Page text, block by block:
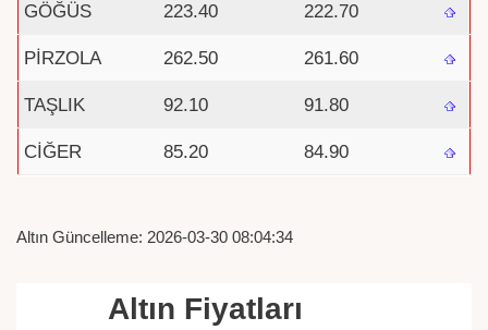
GÖĞÜS 223.40 222.70
PİRZOLA 262.50 261.60
TAŞLIK 92.10 91.80
CİĞER 85.20 84.90
Altın Güncelleme: 2026-03-30 08:04:34
Altın Fiyatları